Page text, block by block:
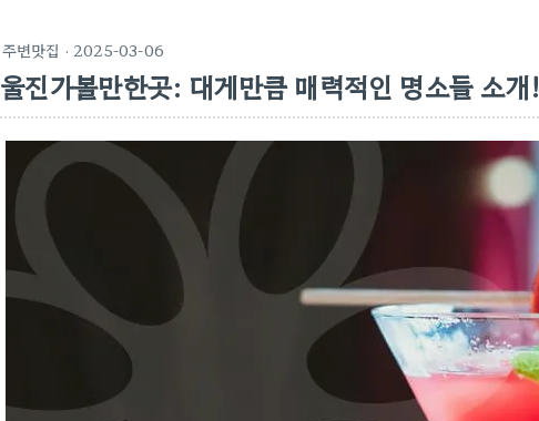
주변맛집 · 2025-03-06
울진가볼만한곳: 대게만큼 매력적인 명소들 소개!